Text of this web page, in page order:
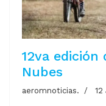
12va edición
Nubes
aeromnoticias. 12